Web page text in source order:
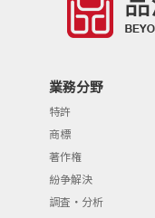
業務分野
特許
商標
著作権
紛争解決
調査・分析